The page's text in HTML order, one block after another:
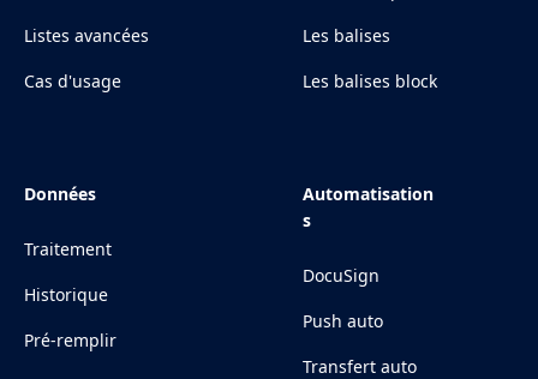
Listes avancées
Cas d'usage
Les balises
Les balises block
Données
Traitement
Historique
Pré-remplir
Automatisation
s
DocuSign
Push auto
Transfert auto